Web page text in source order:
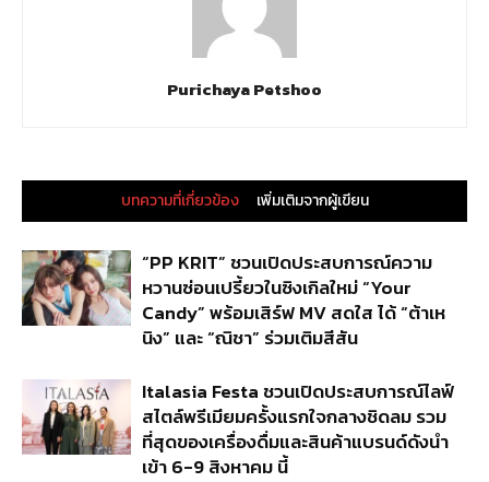
Purichaya Petshoo
บทความที่เกี่ยวข้อง เพิ่มเติมจากผู้เขียน
“PP KRIT” ชวนเปิดประสบการณ์ความ
หวานซ่อนเปรี้ยวในซิงเกิลใหม่ “Your
Candy” พร้อมเสิร์ฟ MV สดใส ได้ “ต้าเห
นิง” และ “ณิชา” ร่วมเติมสีสัน
Italasia Festa ชวนเปิดประสบการณ์ไลฟ์
สไตล์พรีเมียมครั้งแรกใจกลางชิดลม รวม
ที่สุดของเครื่องดื่มและสินค้าแบรนด์ดังนำ
เข้า 6-9 สิงหาคม นี้